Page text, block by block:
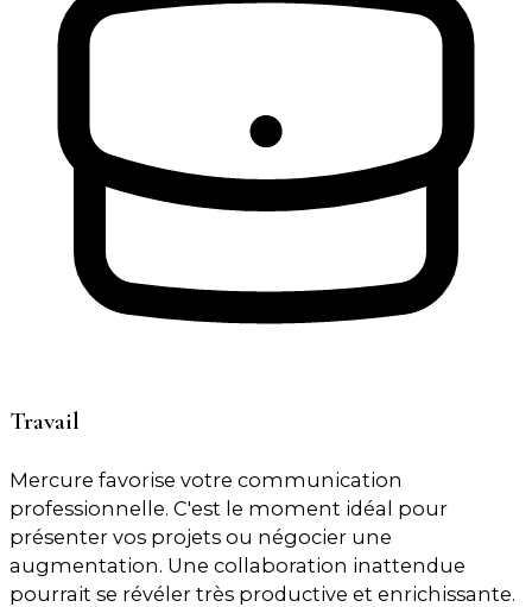
Travail
Mercure favorise votre communication
professionnelle. C'est le moment idéal pour
présenter vos projets ou négocier une
augmentation. Une collaboration inattendue
pourrait se révéler très productive et enrichissante.